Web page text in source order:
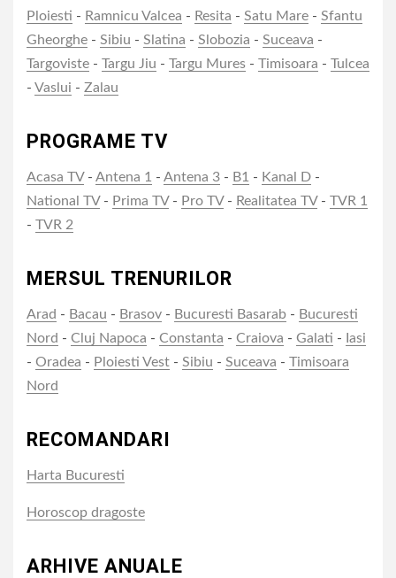
Ploiesti - Ramnicu Valcea - Resita - Satu Mare - Sfantu
Gheorghe - Sibiu - Slatina - Slobozia - Suceava -
Targoviste - Targu Jiu - Targu Mures - Timisoara - Tulcea
- Vaslui - Zalau
PROGRAME TV
Acasa TV- Antena 1 - Antena 3 - B1 - Kanal D -
National TV- Prima TV- Pro TV- Realitatea TV- TVR 1
- TVR 2
MERSUL TRENURILOR
Arad - Bacau - Brasov - Bucuresti Basarab - Bucuresti
Nord - Cluj Napoca - Constanta - Craiova - Galati - Iasi
- Oradea - Ploiesti Vest - Sibiu - Suceava - Timisoara
Nord
RECOMANDARI
Harta Bucuresti
Horoscop dragoste
ARHIVE ANUALE